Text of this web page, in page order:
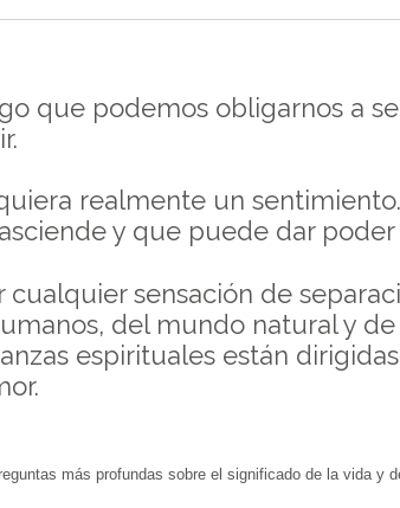
que podemos obligarnos a
realmente un
y que puede dar
cualquier sensación de
del mundo natural y
espirituales están
más profundas sobre el significado de la vida